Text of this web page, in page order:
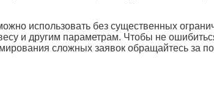
использовать без существенных
и другим параметрам. Чтобы не
сложных заявок обращайтесь за